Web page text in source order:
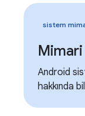
sistem
Mimari
Android
hakkında